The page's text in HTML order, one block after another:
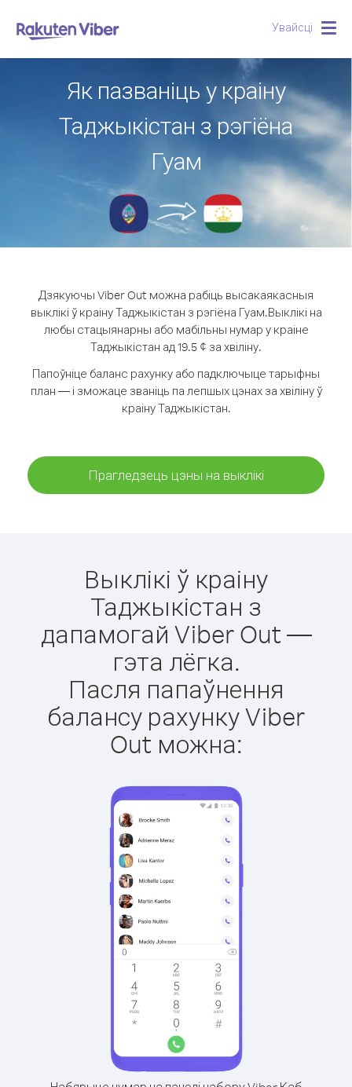
Увайсці
Як пазваніць у краіну
Таджыкістан з рэгіёна
Гуам
Дзякуючы Viber Out можна рабіць высакаякасныя
выклікі ў краіну Таджыкістан з рэгіёна Гуам.Выклікі на
любы стацыянарны або мабільны нумар у краіне
Таджыкістан ад 19.5 ¢ за хвіліну.
Папоўніце баланс рахунку або падключыце тарыфны
план — і зможаце званіць па лепшых цэнах за хвіліну ў
краіну Таджыкістан.
Прагледзець цэны на выклікі
Выклікі ў краіну
Таджыкістан з
дапамогай Viber Out —
гэта лёгка.
Пасля папаўнення
балансу рахунку Viber
Out можна: